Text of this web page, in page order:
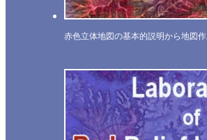
赤色立体地図の基本的説明から地図